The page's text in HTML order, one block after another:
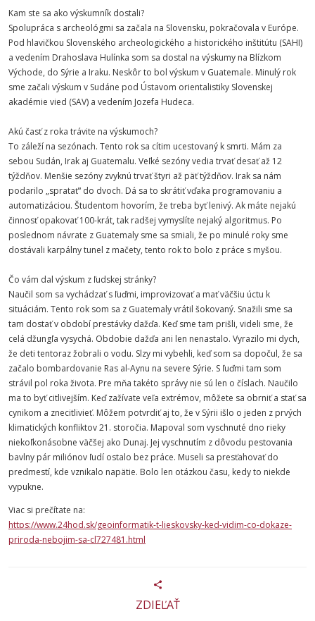
Kam ste sa ako výskumník dostali?
Spolupráca s archeológmi sa začala na Slovensku, pokračovala v Európe.
Pod hlavičkou Slovenského archeologického a historického inštitútu (SAHI)
a vedením Drahoslava Hulínka som sa dostal na výskumy na Blízkom
Východe, do Sýrie a Iraku. Neskôr to bol výskum v Guatemale. Minulý rok
sme začali výskum v Sudáne pod Ústavom orientalistiky Slovenskej
akadémie vied (SAV) a vedením Jozefa Hudeca.
Akú časť z roka trávite na výskumoch?
To záleží na sezónach. Tento rok sa cítim ucestovaný k smrti. Mám za
sebou Sudán, Irak aj Guatemalu. Veľké sezóny vedia trvať desať až 12
týždňov. Menšie sezóny zvyknú trvať štyri až päť týždňov. Irak sa nám
podarilo „spratať“ do dvoch. Dá sa to skrátiť vďaka programovaniu a
automatizáciou. Študentom hovorím, že treba byť lenivý. Ak máte nejakú
činnosť opakovať 100-krát, tak radšej vymyslíte nejaký algoritmus. Po
poslednom návrate z Guatemaly sme sa smiali, že po minulé roky sme
dostávali karpálny tunel z mačety, tento rok to bolo z práce s myšou.
Čo vám dal výskum z ľudskej stránky?
Naučil som sa vychádzať s ľuďmi, improvizovať a mať väčšiu úctu k
situáciám. Tento rok som sa z Guatemaly vrátil šokovaný. Snažili sme sa
tam dostať v období prestávky dažďa. Keď sme tam prišli, videli sme, že
celá džungľa vysychá. Obdobie dažďa ani len nenastalo. Vyrazilo mi dych,
že deti tentoraz žobrali o vodu. Slzy mi vybehli, keď som sa dopočul, že sa
začalo bombardovanie Ras al-Aynu na severe Sýrie. S ľuďmi tam som
strávil pol roka života. Pre mňa takéto správy nie sú len o číslach. Naučilo
ma to byť citlivejším. Keď zažívate veľa extrémov, môžete sa obrniť a stať sa
cynikom a znecitlivieť. Môžem potvrdiť aj to, že v Sýrii išlo o jeden z prvých
klimatických konfliktov 21. storočia. Mapoval som vyschnuté dno rieky
niekoľkonásobne väčšej ako Dunaj. Jej vyschnutím z dôvodu pestovania
bavlny pár miliónov ľudí ostalo bez práce. Museli sa presťahovať do
predmestí, kde vznikalo napätie. Bolo len otázkou času, kedy to niekde
vypukne.
Viac si prečítate na:
https://www.24hod.sk/geoinformatik-t-lieskovsky-ked-vidim-co-dokaze-
priroda-nebojim-sa-cl727481.html
ZDIEĽAŤ